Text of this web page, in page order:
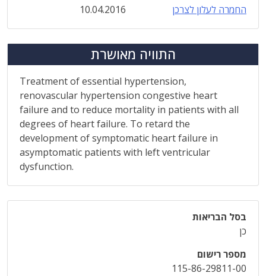
החמרה לעלון לצרכן
10.04.2016
התוויה מאושרת
Treatment of essential hypertension,
renovascular hypertension congestive heart
failure and to reduce mortality in patients with all
degrees of heart failure. To retard the
development of symptomatic heart failure in
asymptomatic patients with left ventricular
dysfunction.
בסל הבריאות
כן
מספר רישום
115-86-29811-00